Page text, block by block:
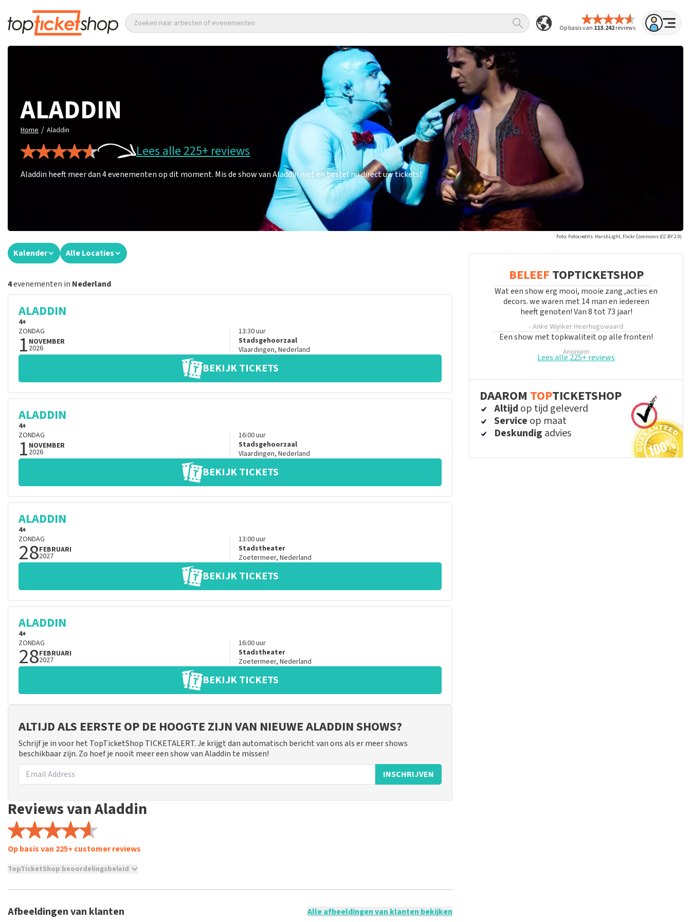
Op basis van 113.242reviews
Zoeken naar artiesten of evenementen
ALADDIN
Home / Aladdin
Lees alle 225+ reviews
Aladdin heeft meer dan 4 evenementen op dit moment. Mis de show van Aladdin niet en bestel nu direct uw tickets!
Foto: Fotocredits: HarshLight, Flickr Commons (CC BY 2.0)
Kalender Alle Locaties
4evenementen in Nederland
ALADDIN
4+
ZONDAG
1 NOVEMBER
2026
13:30uur
Stadsgehoorzaal
Vlaardingen, Nederland
BEKIJK TICKETS
ALADDIN
4+
ZONDAG
1 NOVEMBER
2026
16:00uur
Stadsgehoorzaal
Vlaardingen, Nederland
BEKIJK TICKETS
ALADDIN
4+
ZONDAG
28FEBRUARI
2027
13:00uur
Stadstheater
Zoetermeer, Nederland
BEKIJK TICKETS
ALADDIN
4+
ZONDAG
28FEBRUARI
2027
16:00uur
Stadstheater
Zoetermeer, Nederland
BEKIJK TICKETS
ALTIJD ALS EERSTE OP DE HOOGTE ZIJN VAN NIEUWE ALADDIN SHOWS?
Schrijf je in voor het TopTicketShop TICKETALERT. Je krijgt dan automatisch bericht van ons als er meer shows
beschikbaar zijn. Zo hoef je nooit meer een show van Aladdin te missen!
INSCHRIJVEN
Reviews van Aladdin
Op basis van 225+ customer reviews
TopTicketShop beoordelingsbeleid
TopTicketShop verzamelt reviews van echte klanten. Het is niet mogelijk om een review achter te laten als je geen tickets
weken duren voordat een review wordt geplaatst.
Afbeeldingen van klanten Alle afbeeldingen van klanten bekijken
BELEEF TOPTICKETSHOP
Wat een show erg mooi, mooie zang ,acties en
decors. we waren met 14 man en iedereen
heeft genoten! Van 8 tot 73 jaar!
- Anke Wijnker Heerhugowaard
Een show met topkwaliteit op alle fronten!
Anoniem
Lees alle 225+ reviews
DAAROM TOPTICKETSHOP
Altijd op tijd geleverd
Service op maat
Deskundig advies